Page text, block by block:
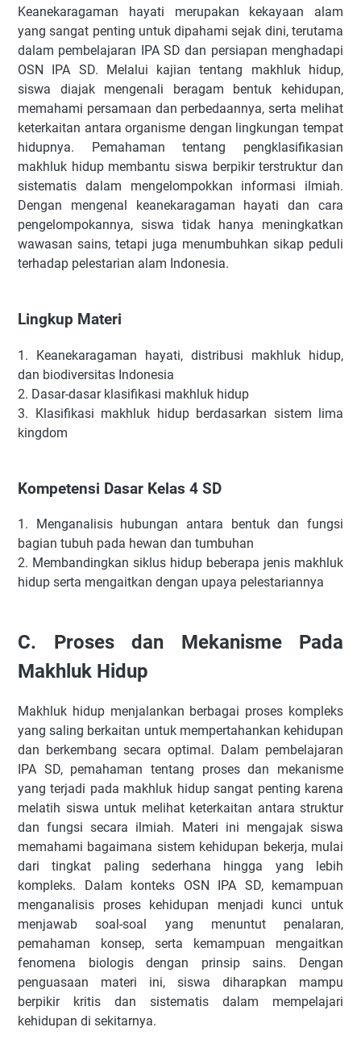
🔥Soal IPA OSN SD Lengkap + Pembahasan (PDF)
👉 Soal IPA OSN SD Lengkap + Pembahasan Terbaru
(PDF)
Keanekaragaman hayati merupakan kekayaan alam
yang sangat penting untuk dipahami sejak dini, terutama
dalam pembelajaran IPA SD dan persiapan menghadapi
OSN IPA SD. Melalui kajian tentang makhluk hidup,
siswa diajak mengenali beragam bentuk kehidupan,
memahami persamaan dan perbedaannya, serta melihat
keterkaitan antara organisme dengan lingkungan tempat
hidupnya. Pemahaman tentang pengklasifikasian
makhluk hidup membantu siswa berpikir terstruktur dan
sistematis dalam mengelompokkan informasi ilmiah.
Dengan mengenal keanekaragaman hayati dan cara
pengelompokannya, siswa tidak hanya meningkatkan
wawasan sains, tetapi juga menumbuhkan sikap peduli
terhadap pelestarian alam Indonesia.
Lingkup Materi
1.
Keanekaragaman hayati, distribusi makhluk hidup,
dan biodiversitas Indonesia
2. Dasar-dasar klasifikasi makhluk hidup
3. Klasifikasi makhluk hidup berdasarkan sistem lima
kingdom
Kompetensi Dasar Kelas 4 SD
1.
Menganalisis hubungan antara bentuk dan fungsi
bagian tubuh pada hewan dan tumbuhan
2. Membandingkan siklus hidup beberapa jenis makhluk
hidup serta mengaitkan dengan upaya pelestariannya
C.
Proses dan Mekanisme Pada
Makhluk Hidup
Makhluk hidup menjalankan berbagai proses kompleks
yang saling berkaitan untuk mempertahankan kehidupan
dan berkembang secara optimal. Dalam pembelajaran
IPA SD, pemahaman tentang proses dan mekanisme
yang terjadi pada makhluk hidup sangat penting karena
melatih siswa untuk melihat keterkaitan antara struktur
dan fungsi secara ilmiah. Materi ini mengajak siswa
memahami bagaimana sistem kehidupan bekerja, mulai
dari tingkat paling sederhana hingga yang lebih
kompleks. Dalam konteks OSN IPA SD, kemampuan
menganalisis proses kehidupan menjadi kunci untuk
menjawab soal-soal yang menuntut penalaran,
pemahaman konsep, serta kemampuan mengaitkan
fenomena biologis dengan prinsip sains. Dengan
penguasaan materi ini, siswa diharapkan mampu
berpikir kritis dan sistematis dalam mempelajari
kehidupan di sekitarnya.